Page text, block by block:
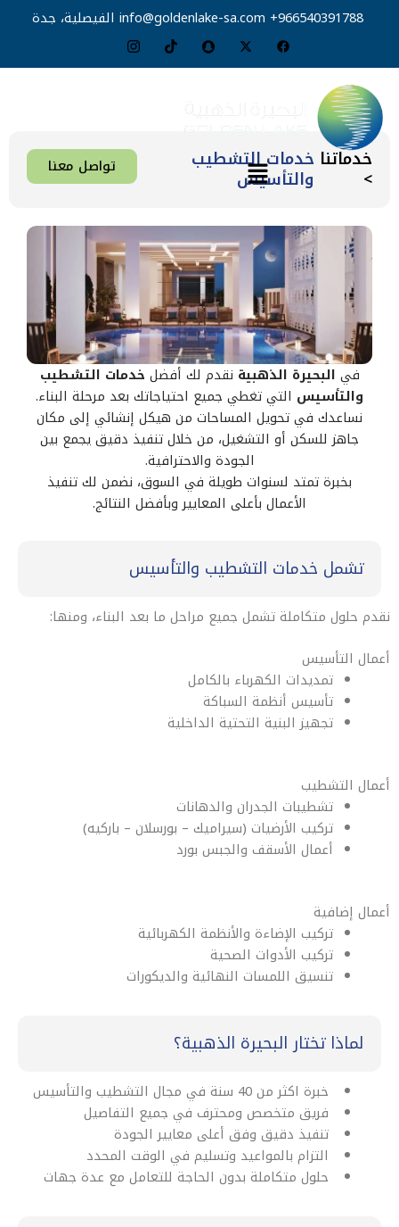
966540391788+
info@goldenlake-sa.com الفيصلية، جدة
القائمة خدماتنا
> تواصل معنا خدمات التشطيب
والتأسيس
في البحيرة الذهبية نقدم لك أفضل خدمات التشطيب
والتأسيس التي تغطي جميع احتياجاتك بعد مرحلة البناء.
نساعدك في تحويل المساحات من هيكل إنشائي إلى مكان
جاهز للسكن أو التشغيل، من خلال تنفيذ دقيق يجمع بين
الجودة والاحترافية.
بخبرة تمتد لسنوات طويلة في السوق، نضمن لك تنفيذ
الأعمال بأعلى المعايير وبأفضل النتائج.
تشمل خدمات التشطيب والتأسيس
نقدم حلول متكاملة تشمل جميع مراحل ما بعد البناء، ومنها:
أعمال التأسيس
تمديدات الكهرباء بالكامل
تأسيس أنظمة السباكة
تجهيز البنية التحتية الداخلية
أعمال التشطيب
تشطيبات الجدران والدهانات
تركيب الأرضيات (سيراميك – بورسلان – باركيه)
أعمال الأسقف والجبس بورد
أعمال إضافية
تركيب الإضاءة والأنظمة الكهربائية
تركيب الأدوات الصحية
تنسيق اللمسات النهائية والديكورات
لماذا تختار البحيرة الذهبية؟​
خبرة اكثر من 40 سنة في مجال التشطيب والتأسيس
فريق متخصص ومحترف في جميع التفاصيل
تنفيذ دقيق وفق أعلى معايير الجودة
التزام بالمواعيد وتسليم في الوقت المحدد
حلول متكاملة بدون الحاجة للتعامل مع عدة جهات